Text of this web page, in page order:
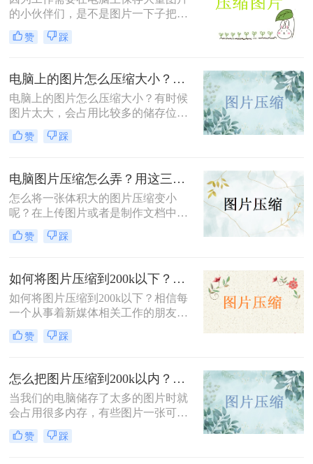
的小伙伴们，是不是图片一下子把电
脑内存占满了，可是要怎么做才能减
少图片的占用空间呢？我们可以把图
片啦。还不清楚图片如何批量压缩大
小的小伙伴们，让我们一起来学习压
缩图片的二个方法吧！
赞 踩
电脑上的图片怎么压缩大小？跟大家分享这四个方法！
电脑上的图片怎么压缩大小？有时候
图片太大，会占用比较多的储存位
置，而且分享需要的时间也会比较
长，甚至会因为图片过大而上传失
让你轻松压缩图片，简单又快速！
赞 踩
电脑图片压缩怎么弄？用这三个方法轻松压缩图片！简单快速！
怎么将一张体积大的图片压缩变小
呢？在上传图片或者是制作文档中插
入图片，发现图片体积很大导致文件
发送不出去时，想要压缩图片，使其
缩这个问题我们在工作中经常会遇
到，下面一起看看电脑图片压缩怎么
弄吧。
赞 踩
如何将图片压缩到200k以下？图片指定大小压缩的方法介绍！
如何将图片压缩到200k以下？相信每
一个从事着新媒体相关工作的朋友，
几乎都有同样的苦恼——什么时候各
平台能统一上传图片的限制大小。
赞 踩
怎么把图片压缩到200k以内？图片压缩指定大小工具推荐！
当我们的电脑储存了太多的图片时就
会占用很多内存，有些图片一张可以
顶十张，体积比一般的图片大，对于
这类的图片，我们可以将其压缩，既
赞 踩